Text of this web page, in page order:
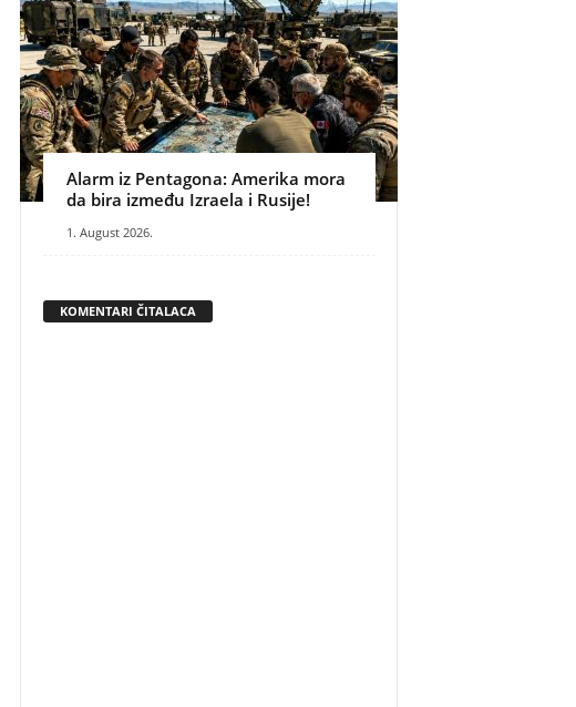
Alarm iz Pentagona: Amerika mora
da bira između Izraela i Rusije!
1. August 2026.
KOMENTARI ČITALACA